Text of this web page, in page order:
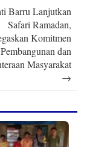
Barru Lanjutkan
Safari Ramadan,
Komitmen
Pembangunan dan
Masyarakat
→